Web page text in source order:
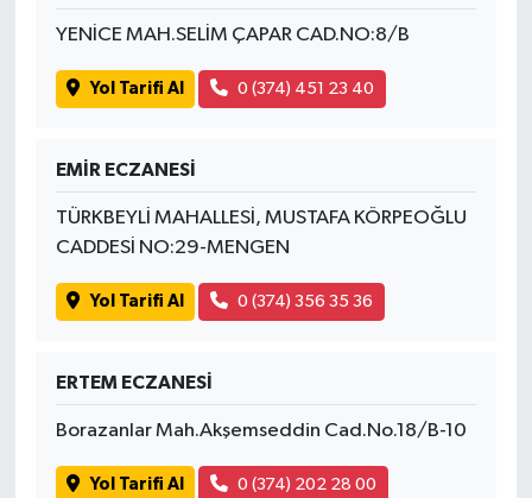
YENİCE MAH.SELİM ÇAPAR CAD.NO:8/B
Yol Tarifi Al 0 (374) 451 23 40
EMİR ECZANESİ
TÜRKBEYLİ MAHALLESİ, MUSTAFA KÖRPEOĞLU
CADDESİ NO:29-MENGEN
Yol Tarifi Al 0 (374) 356 35 36
ERTEM ECZANESİ
Borazanlar Mah.Akşemseddin Cad.No.18/B-10
Yol Tarifi Al 0 (374) 202 28 00